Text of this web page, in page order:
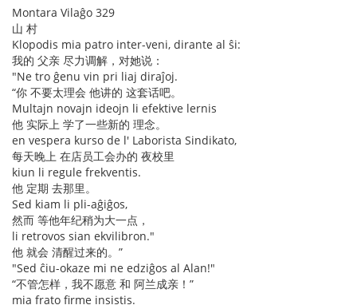
Montara Vilaĝo 329
山 村
Klopodis mia patro inter-veni, dirante al ŝi:
我的 父亲 尽力调解，对她说：
"Ne tro ĝenu vin pri liaj diraĵoj.
“你 不要太理会 他讲的 这套话吧。
Multajn novajn ideojn li efektive lernis
他 实际上 学了一些新的 理念。
en vespera kurso de l' Laborista Sindikato,
每天晚上 在店员工会办的 夜校里
kiun li regule frekventis.
他 定期 去那里。
Sed kiam li pli-aĝiĝos,
然而 等他年纪稍为大一点，
li retrovos sian ekvilibron."
他 就会 清醒过来的。”
"Sed ĉiu-okaze mi ne edziĝos al Alan!"
“不管怎样，我不愿意 和 阿兰成亲！”
mia frato firme insistis.